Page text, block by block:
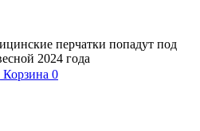
перчатки попадут под
2024 года
Корзина 0